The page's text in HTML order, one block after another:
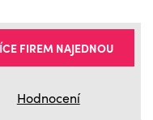
Hodnocení
FIREM NAJEDNOU